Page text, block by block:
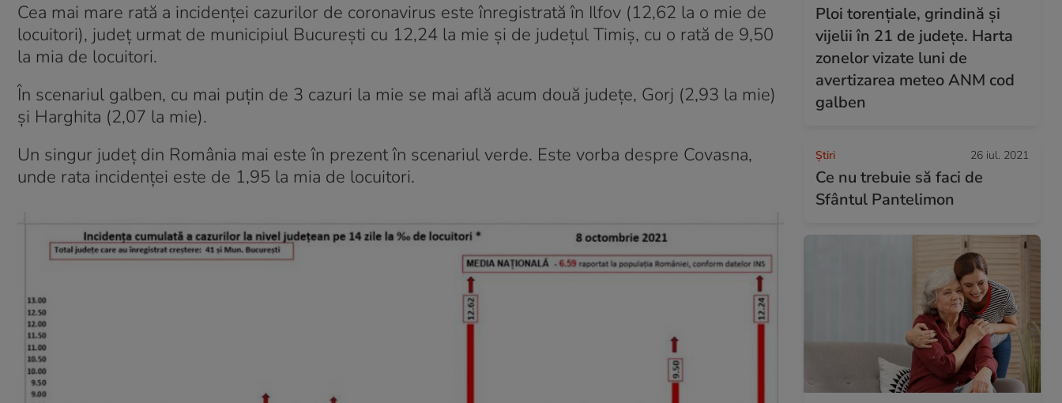
Cea mai mare rată a incidenței cazurilor de coronavirus este înregistrată în Ilfov (12,62 la o mie de
locuitori), județ urmat de municipiul București cu 12,24 la mie și de județul Timiș, cu o rată de 9,50
la mia de locuitori.
În scenariul galben, cu mai puțin de 3 cazuri la mie se mai află acum două județe, Gorj (2,93 la mie)
și Harghita (2,07 la mie).
Un singur județ din România mai este în prezent în scenariul verde. Este vorba despre Covasna,
unde rata incidenței este de 1,95 la mia de locuitori.
Ploi torențiale, grindină și
vijelii în 21 de județe. Harta
zonelor vizate luni de
avertizarea meteo ANM cod
galben
Ştiri 26 iul. 2021
Ce nu trebuie să faci de
Sfântul Pantelimon